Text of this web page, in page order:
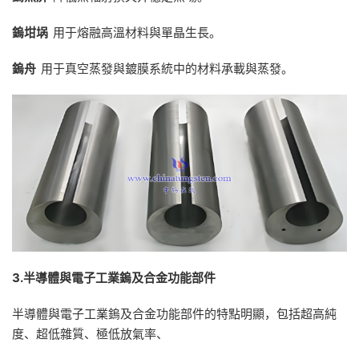
鎢坩埚 用于熔融高溫材料與單晶生長。
鎢舟 用于真空蒸發與鍍膜系統中的材料承載與蒸發。
3.半導體與電子工業鎢及合金功能部件
半導體與電子工業鎢及合金功能部件的特點明顯，包括超高純
度、超低雜質、極低放氣率、